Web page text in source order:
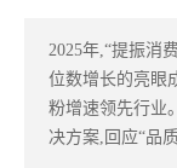
2025年,“提振消
位数增长的亮眼
粉增速领先行业
决方案,回应“品